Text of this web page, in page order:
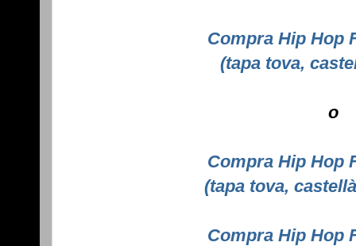
Compra Hip Hop
(tapa tova,
o
Compra Hip Hop
(tapa tova,
Compra Hip Hop